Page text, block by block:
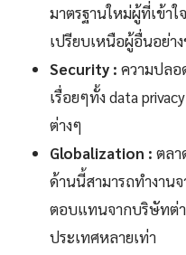
มาตรฐานใหม่ผู้ที่เข้า
เปรียบเหนือผู้อื่นอย่า
Security : ความปลอ
เรื่อยๆทั้ง data
ต่างๆ
Globalization : ตลา
ด้านนี้สามารถทำงาน
ตอบแทนจากบริษัทต่า
ประเทศหลายเท่า